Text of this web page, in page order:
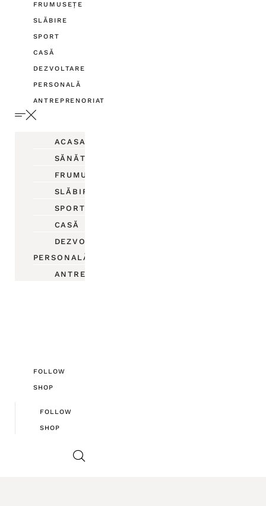
FRUMUSEȚE
SLĂBIRE
SPORT
CASĂ
DEZVOLTARE
PERSONALĂ
ANTREPRENORIAT
ACASA
SĂNĂTATE
FRUMUSEȚE
SLĂBIRE
SPORT
CASĂ
DEZVOLTARE
PERSONALĂ
ANTREPRENORIAT
FOLLOW
SHOP
FOLLOW
SHOP